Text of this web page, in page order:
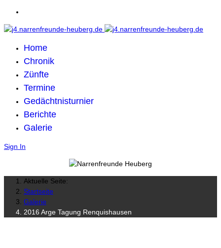
Home
Chronik
Zünfte
Termine
Gedächtnisturnier
Berichte
Galerie
Sign In
Aktuelle Seite:
Startseite
Galerie
2016 Arge Tagung Renquishausen